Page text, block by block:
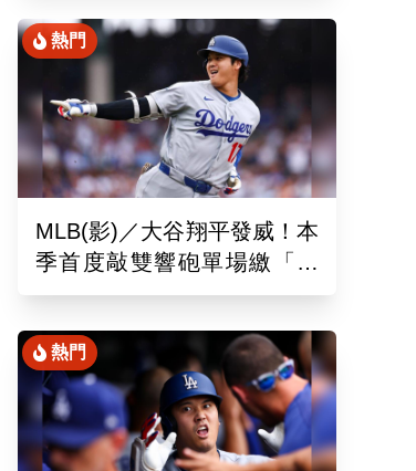
熱門
MLB(影)／大谷翔平發威！本
季首度敲雙響砲單場繳「猛
打賞」！道奇依舊苦吞6連敗
熱門